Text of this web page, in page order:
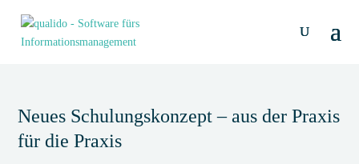
Neues Schulungskonzept – aus der Praxis
für die Praxis